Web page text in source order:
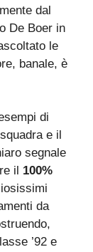
dal
De Boer in
le
banale, è
di
e il
segnale
il 100%
da
’92 e